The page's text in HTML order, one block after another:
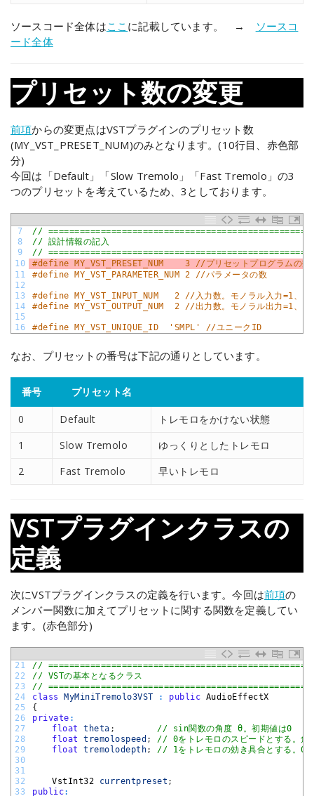
ソースコード全体はここ に記載しています。 →
ソースコ
ード全体
プリセット数の変更
前項からの変更点はVSTプラグインのプリセット数
(MY_VST_PRESET_NUM)のみとなります。(10行目、赤色部
分)
今回は「Default」「Slow Tremolo」「Fast Tremolo」の3
つのプリセットを考えているため、3としております。
7
8
9
10
11
12
13
14
15
16
//
// 設計情報の記入
//
#define MY_VST_PRESET_NUM    3 //プリセットプログラムの数
#define MY_VST_PARAMETER_NUM 2 //パラメータの数
#define MY_VST_INPUT_NUM   2 //入力数。モノラル入力=1、ス
#define MY_VST_OUTPUT_NUM  2 //出力数。モノラル出力=1、ス
#define MY_VST_UNIQUE_ID  'SMPL' //ユニークID
なお、プリセットの番号は下記の通りとしています。
番号 プリセット名
0 Default
トレモロをかけない状態
1
Slow Tremolo
ゆっくりとしたトレモロ
2
Fast Tremolo 早いトレモロ
VSTプラグインクラスの
定義
次にVSTプラグインクラスの定義を行います。今回は前項の
メンバー関数に加えてプリセットに関する関数を定義してい
ます。(赤色部分)
21
22
23
24
25
26
27
28
29
30
31
32
33
//
// VSTの基本となるクラス
//
class
MyMiniTremolo3VST : public AudioEffectX
{
private :
float
theta ;
// sin関数の角度 θ。初期値は0
float
tremolospeed ;
// 0をトレモロのスピードとする。角
float
tremolodepth; // 1をトレモロの効き具合とする。0
VstInt32 currentpreset ;
public: